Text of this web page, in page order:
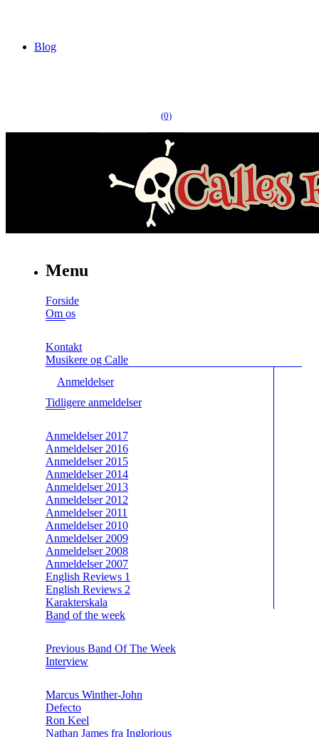
Blog
(0)
Menu
Forside
Om os
Kontakt
Musikere og Calle
Anmeldelser
Tidligere anmeldelser
Anmeldelser 2017
Anmeldelser 2016
Anmeldelser 2015
Anmeldelser 2014
Anmeldelser 2013
Anmeldelser 2012
Anmeldelser 2011
Anmeldelser 2010
Anmeldelser 2009
Anmeldelser 2008
Anmeldelser 2007
English Reviews 1
English Reviews 2
Karakterskala
Band of the week
Previous Band Of The Week
Interview
Marcus Winther-John
Defecto
Ron Keel
Nathan James fra Inglorious